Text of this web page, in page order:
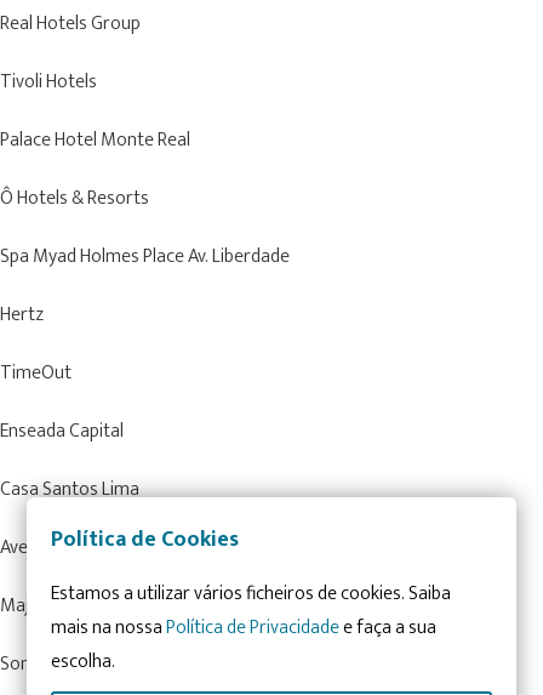
Real Hotels Group
Tivoli Hotels
Palace Hotel Monte Real
Ô Hotels & Resorts
Spa Myad Holmes Place Av.Liberdade
Hertz
TimeOut
Enseada Capital
Casa Santos Lima
Aveleda Vinhos S. A.
Majora
Sony
Política de Cookies
Estamos a utilizar vários ficheiros de cookies. Saiba
mais na nossaPolítica de Privacidadee faça a sua
escolha.